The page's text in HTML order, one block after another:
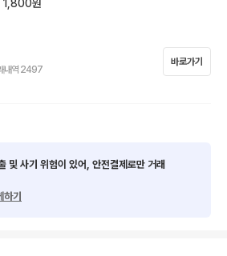
1,800원
내역 2497
바로가기
및 사기 위험이 있어, 안전결제로만 거래
기